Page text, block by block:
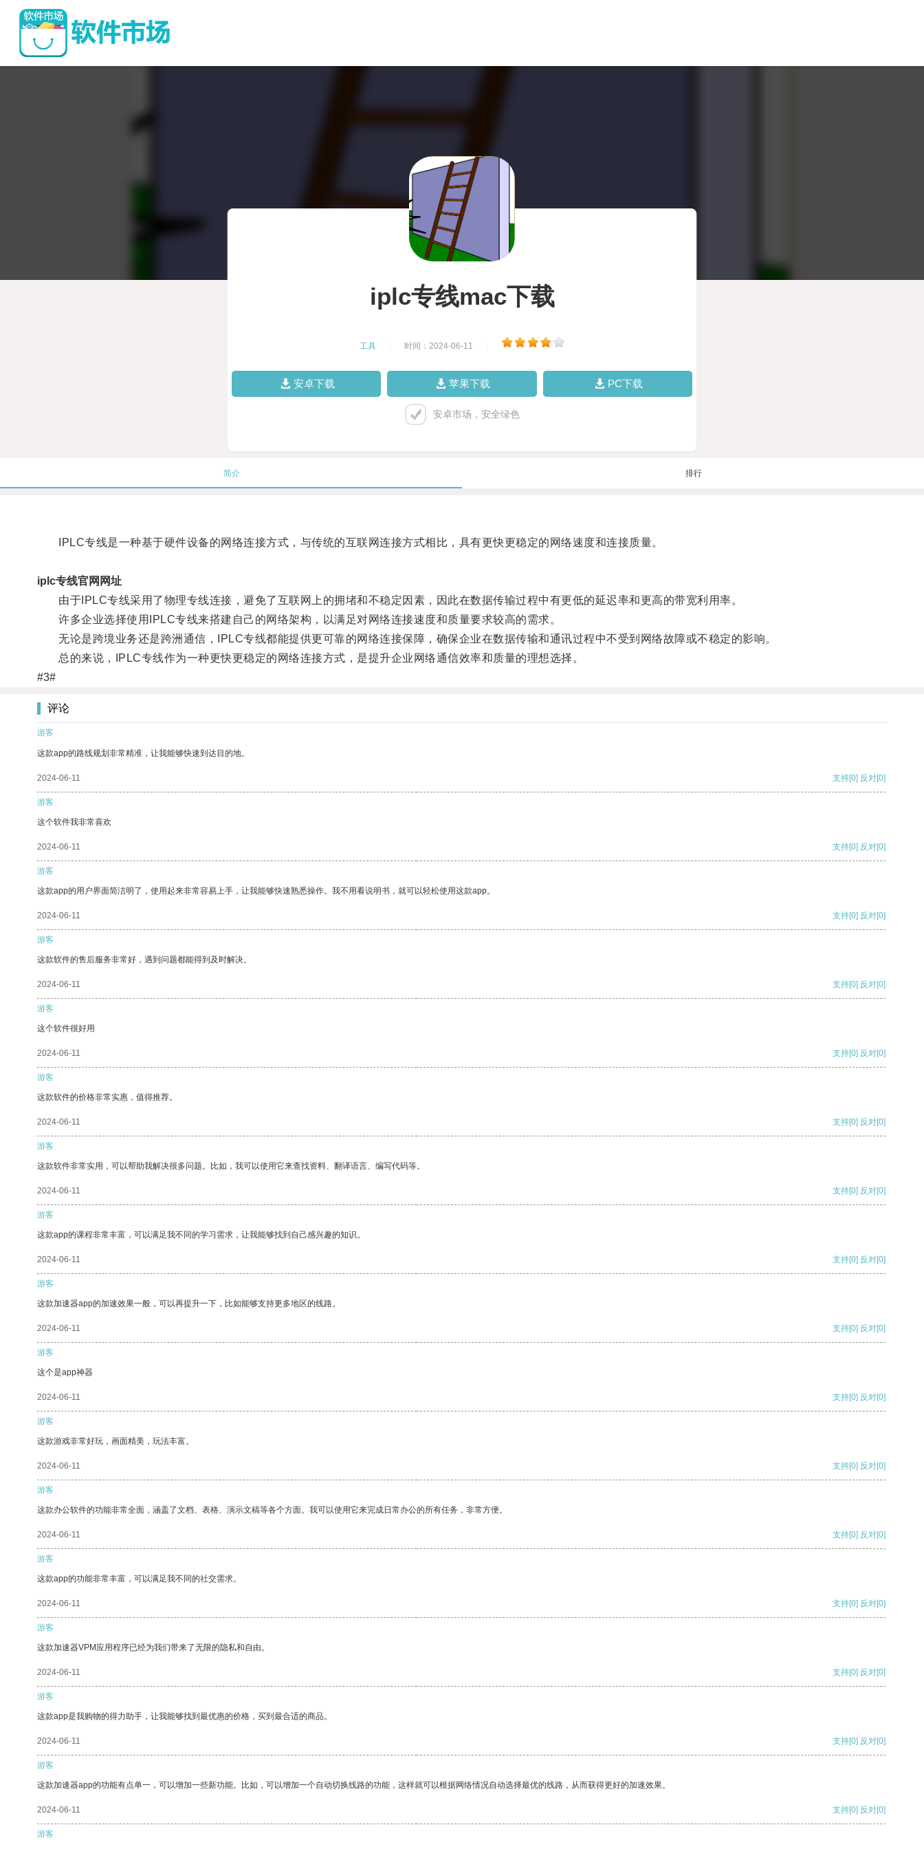
iplc专线mac下载
工具 时间：2024-06-11
安卓下载 苹果下载 PC下载
安卓市场，安全绿色
简介 排行
IPLC专线是一种基于硬件设备的网络连接方式，与传统的互联网连接方式相比，具有更快更稳定的网络速度和连接质量。
iplc专线官网网址
由于IPLC专线采用了物理专线连接，避免了互联网上的拥堵和不稳定因素，因此在数据传输过程中有更低的延迟率和更高的带宽利用率。
许多企业选择使用IPLC专线来搭建自己的网络架构，以满足对网络连接速度和质量要求较高的需求。
无论是跨境业务还是跨洲通信，IPLC专线都能提供更可靠的网络连接保障，确保企业在数据传输和通讯过程中不受到网络故障或不稳定的影响。
总的来说，IPLC专线作为一种更快更稳定的网络连接方式，是提升企业网络通信效率和质量的理想选择。
#3#
评论
游客
这款app的路线规划非常精准，让我能够快速到达目的地。
2024-06-11 支持[0] 反对[0]
游客
这个软件我非常喜欢
2024-06-11 支持[0] 反对[0]
游客
这款app的用户界面简洁明了，使用起来非常容易上手，让我能够快速熟悉操作。我不用看说明书，就可以轻松使用这款app。
2024-06-11 支持[0] 反对[0]
游客
这款软件的售后服务非常好，遇到问题都能得到及时解决。
2024-06-11 支持[0] 反对[0]
游客
这个软件很好用
2024-06-11 支持[0] 反对[0]
游客
这款软件的价格非常实惠，值得推荐。
2024-06-11 支持[0] 反对[0]
游客
这款软件非常实用，可以帮助我解决很多问题。比如，我可以使用它来查找资料、翻译语言、编写代码等。
2024-06-11 支持[0] 反对[0]
游客
这款app的课程非常丰富，可以满足我不同的学习需求，让我能够找到自己感兴趣的知识。
2024-06-11 支持[0] 反对[0]
游客
这款加速器app的加速效果一般，可以再提升一下，比如能够支持更多地区的线路。
2024-06-11 支持[0] 反对[0]
游客
这个是app神器
2024-06-11 支持[0] 反对[0]
游客
这款游戏非常好玩，画面精美，玩法丰富。
2024-06-11 支持[0] 反对[0]
游客
这款办公软件的功能非常全面，涵盖了文档、表格、演示文稿等各个方面。我可以使用它来完成日常办公的所有任务，非常方便。
2024-06-11 支持[0] 反对[0]
游客
这款app的功能非常丰富，可以满足我不同的社交需求。
2024-06-11 支持[0] 反对[0]
游客
这款加速器VPM应用程序已经为我们带来了无限的隐私和自由。
2024-06-11 支持[0] 反对[0]
游客
这款app是我购物的得力助手，让我能够找到最优惠的价格，买到最合适的商品。
2024-06-11 支持[0] 反对[0]
游客
这款加速器app的功能有点单一，可以增加一些新功能。比如，可以增加一个自动切换线路的功能，这样就可以根据网络情况自动选择最优的线路，从而获得更好的加速效果。
2024-06-11 支持[0] 反对[0]
游客